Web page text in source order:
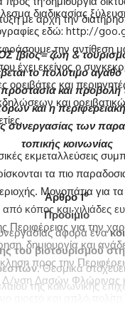
με αρχή την
[βίος= ζωή &
το πολύτιμο
προστασία και
και η
συνεργασίας των
τοπικής κοινωνίας
Άρθρο 1ο
Προοίμιο
αφορά ένα
του βιοτουρισμού
. Θεσμικά
της κοινωνικής
διαδικασίας
εδώ: http://
την αντίθεση
έχει εκείνος ο
ορειβάτες και
και
εκμεταλλεύσεις
τα πιο
Μονοπάτια για
από κόπος και χιλιάδες
Περιφέρειας για την
δημιουργία και
προς την
Δ/νση Δασών Φλώρινας